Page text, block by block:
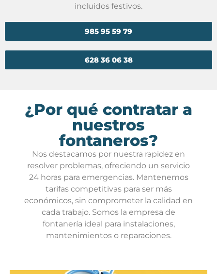
incluidos festivos.
628 36 06 38
985 95 59 79
¿Por qué contratar a
nuestros
fontaneros?
Nos destacamos por nuestra rapidez en
resolver problemas, ofreciendo un servicio
24 horas para emergencias. Mantenemos
tarifas competitivas para ser más
económicos, sin comprometer la calidad en
cada trabajo. Somos la empresa de
fontanería ideal para instalaciones,
mantenimientos o reparaciones.